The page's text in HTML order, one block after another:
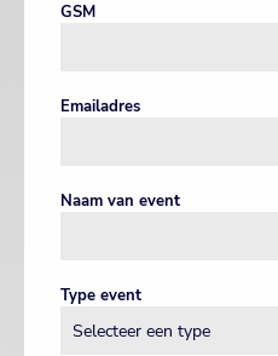
GSM
Emailadres
Naam van event
Type event